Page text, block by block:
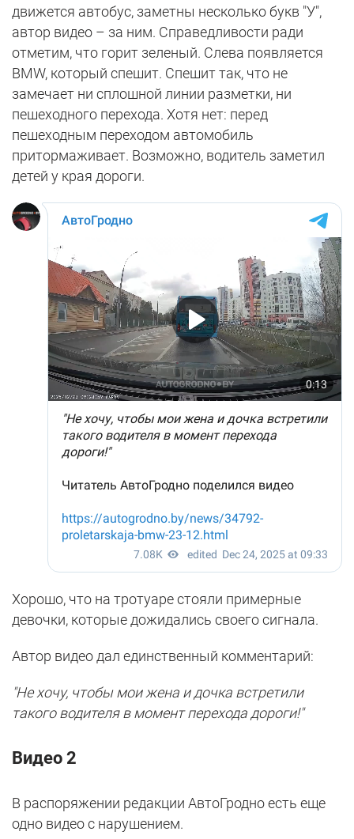
движется автобус, заметны несколько букв "У",
автор видео – за ним. Справедливости ради
отметим, что горит зеленый. Слева появляется
BMW, который спешит. Спешит так, что не
замечает ни сплошной линии разметки, ни
пешеходного перехода. Хотя нет: перед
пешеходным переходом автомобиль
притормаживает. Возможно, водитель заметил
детей у края дороги.
Хорошо, что на тротуаре стояли примерные
девочки, которые дожидались своего сигнала.
Автор видео дал единственный комментарий:
"Не хочу, чтобы мои жена и дочка встретили
такого водителя в момент перехода дороги!"
Видео 2
В распоряжении редакции АвтоГродно есть еще
одно видео с нарушением.